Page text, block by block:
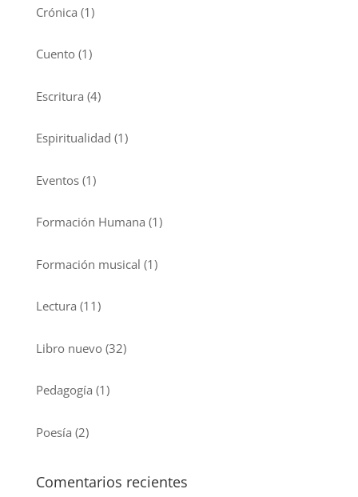
Crónica (1)
Cuento(1)
Escritura (4)
Espiritualidad (1)
Eventos(1)
Formación Humana (1)
Formación musical (1)
Lectura (11)
Libro nuevo(32)
Pedagogía (1)
Poesía (2)
Comentarios recientes